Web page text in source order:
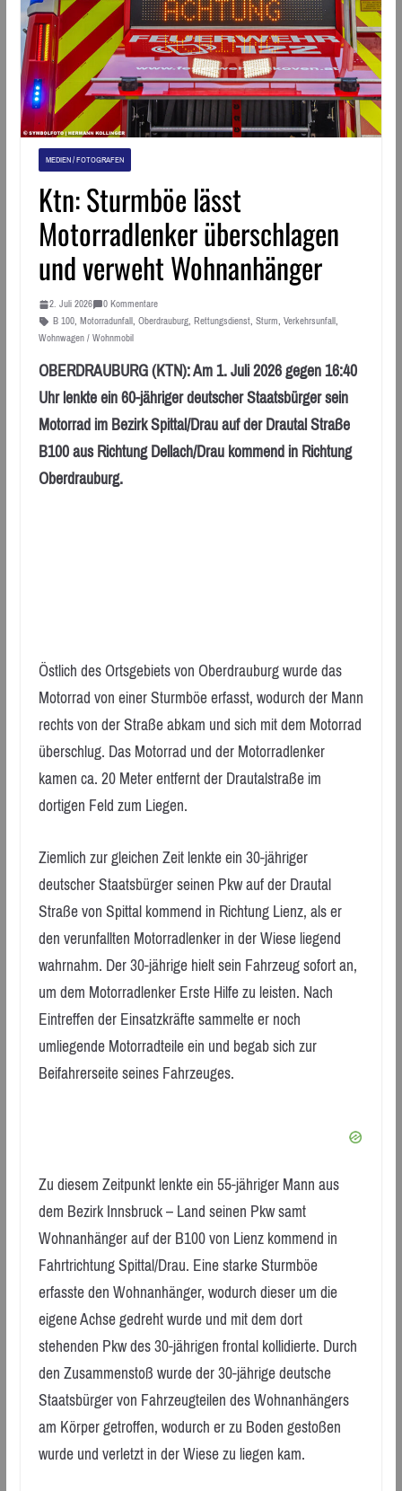
MEDIEN / FOTOGRAFEN
Ktn: Sturmböe lässt
Motorradlenker überschlagen
und verweht Wohnanhänger
2. Juli 2026
0 Kommentare
B 100, Motorradunfall, Oberdrauburg, Rettungsdienst, Sturm, Verkehrsunfall,
Wohnwagen / Wohnmobil
OBERDRAUBURG (KTN): Am 1. Juli 2026 gegen 16:40
Uhr lenkte ein 60-jähriger deutscher Staatsbürger sein
Motorrad im Bezirk Spittal/Drau auf der Drautal Straße
B100 aus Richtung Dellach/Drau kommend in Richtung
Oberdrauburg.
Östlich des Ortsgebiets von Oberdrauburg wurde das
Motorrad von einer Sturmböe erfasst, wodurch der Mann
rechts von der Straße abkam und sich mit dem Motorrad
überschlug. Das Motorrad und der Motorradlenker
kamen ca. 20 Meter entfernt der Drautalstraße im
dortigen Feld zum Liegen.
Ziemlich zur gleichen Zeit lenkte ein 30-jähriger
deutscher Staatsbürger seinen Pkw auf der Drautal
Straße von Spittal kommend in Richtung Lienz, als er
den verunfallten Motorradlenker in der Wiese liegend
wahrnahm. Der 30-jährige hielt sein Fahrzeug sofort an,
um dem Motorradlenker Erste Hilfe zu leisten. Nach
Eintreffen der Einsatzkräfte sammelte er noch
umliegende Motorradteile ein und begab sich zur
Beifahrerseite seines Fahrzeuges.
Zu diesem Zeitpunkt lenkte ein 55-jähriger Mann aus
dem Bezirk Innsbruck – Land seinen Pkw samt
Wohnanhänger auf der B100 von Lienz kommend in
Fahrtrichtung Spittal/Drau. Eine starke Sturmböe
erfasste den Wohnanhänger, wodurch dieser um die
eigene Achse gedreht wurde und mit dem dort
stehenden Pkw des 30-jährigen frontal kollidierte. Durch
den Zusammenstoß wurde der 30-jährige deutsche
Staatsbürger von Fahrzeugteilen des Wohnanhängers
am Körper getroffen, wodurch er zu Boden gestoßen
wurde und verletzt in der Wiese zu liegen kam.